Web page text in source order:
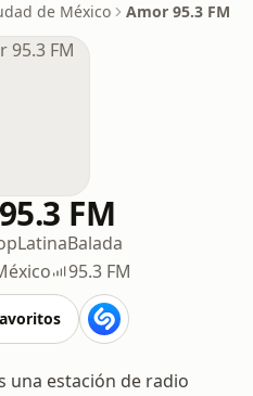
de México Amor 95.3 FM
FM
LatinaBalada
95.3 FM
una estación de radio